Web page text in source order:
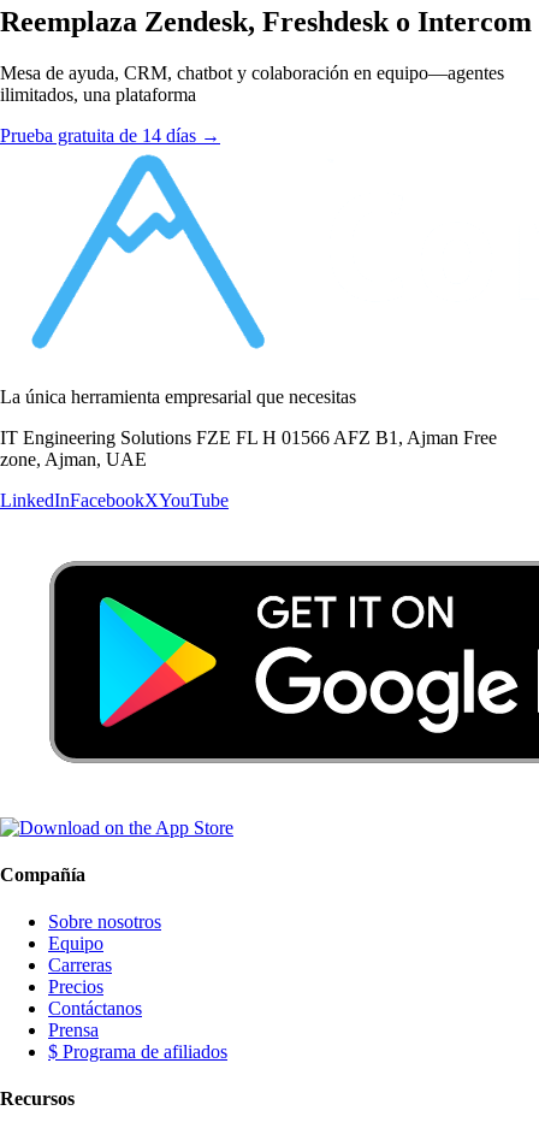
Reemplaza Zendesk, Freshdesk o Intercom
Mesa de ayuda, CRM, chatbot y colaboración en equipo—agentes
ilimitados, una plataforma
Prueba gratuita de 14 días →
La única herramienta empresarial que necesitas
IT Engineering Solutions FZE FL H 01566 AFZ B1, Ajman Free
zone, Ajman, UAE
LinkedInFacebookXYouTube
Compañía
Sobre nosotros
Equipo
Carreras
Precios
Contáctanos
Prensa
$ Programa de afiliados
Recursos